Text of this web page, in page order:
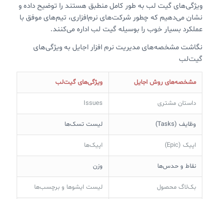
ویژگی‌های گیت لب به طور کامل منطبق هستند را توضیح داده و
نشان می‌دهیم که چطور شرکت‌های نرم‌افزاری، تیم‌های موفق با
عملکرد بسیار خوب را بوسیله گیت لب اداره می‌کنند.
نگاشت مشخصه‌های مدیریت نرم افزار اجایل به ویژگی‌های
گیت‌لب
مشخصه‌های روش اجایل ویژگی‌های گیت‌لب
داستان مشتری Issues
وظایف (Tasks) لیست تسک‌ها
اپیک (Epic) اپیک‌ها
نقاط و حدس‌ها وزن‌
بک‌لاگ محصول لیست ایشوها و برچسب‌ها